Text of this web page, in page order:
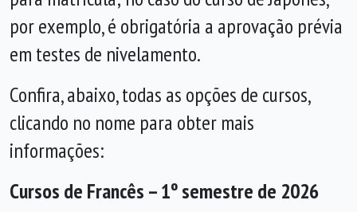
por exemplo, é obrigatória a aprovação prévia
em testes de nivelamento.
Confira, abaixo, todas as opções de cursos,
clicando no nome para obter mais
informações:
Cursos de Francês – 1º semestre de 2026